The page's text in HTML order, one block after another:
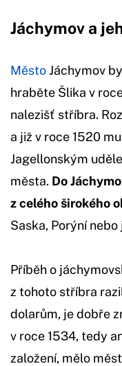
Jáchymov a
MěstoJáchymov
hraběte Šlika v
nalezišť stříbra.
a již v roce 1520
Jagellonským
města. Do
z celého širokého
Saska, Porýní
Příběh o
z tohoto stříbra
dolarům, je dobře
v roce 1534, tedy
založení, mělo